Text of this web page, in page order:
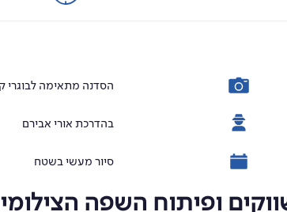
הסדנה מתאימה לבוגרי
בהדרכת אורי אבירם
סיור מעשי בשטח
ופיתוח השפה